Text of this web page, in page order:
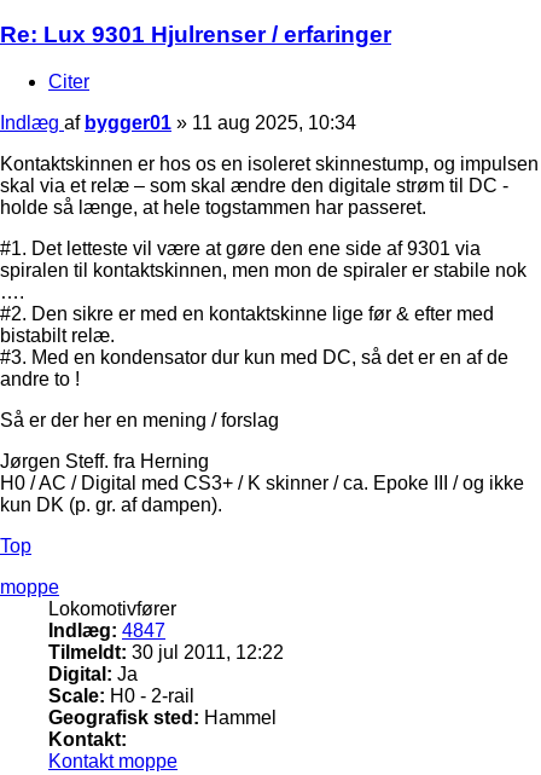
Re: Lux 9301 Hjulrenser / erfaringer
Citer
Indlæg af bygger01 » 11 aug 2025, 10:34
Kontaktskinnen er hos os en isoleret skinnestump, og impulsen
skal via et relæ – som skal ændre den digitale strøm til DC -
holde så længe, at hele togstammen har passeret.
#1. Det letteste vil være at gøre den ene side af 9301 via
spiralen til kontaktskinnen, men mon de spiraler er stabile nok
….
#2. Den sikre er med en kontaktskinne lige før & efter med
bistabilt relæ.
#3. Med en kondensator dur kun med DC, så det er en af de
andre to !
Så er der her en mening / forslag
Jørgen Steff. fra Herning
H0 / AC / Digital med CS3+ / K skinner / ca. Epoke III / og ikke
kun DK (p. gr. af dampen).
Top
moppe
Lokomotivfører
Indlæg: 4847
Tilmeldt: 30 jul 2011, 12:22
Digital: Ja
Scale: H0 - 2-rail
Geografisk sted: Hammel
Kontakt:
Kontakt moppe